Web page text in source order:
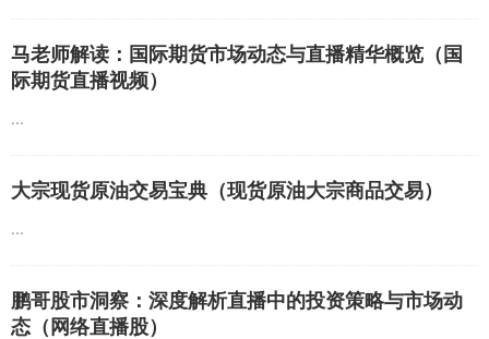
马老师解读：国际期货市场动态与直播精华概览（国
际期货直播视频）
...
大宗现货原油交易宝典（现货原油大宗商品交易）
...
鹏哥股市洞察：深度解析直播中的投资策略与市场动
态（网络直播股）